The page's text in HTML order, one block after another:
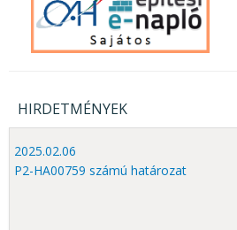
HIRDETMÉNYEK
2025.02.06
P2-HA00759 számú határozat